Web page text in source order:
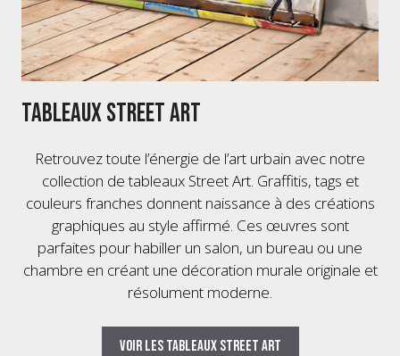
Tableaux Street Art
Retrouvez toute l’énergie de l’art urbain avec notre
collection de tableaux Street Art. Graffitis, tags et
couleurs franches donnent naissance à des créations
graphiques au style affirmé. Ces œuvres sont
parfaites pour habiller un salon, un bureau ou une
chambre en créant une décoration murale originale et
résolument moderne.
Voir les tableaux Street Art